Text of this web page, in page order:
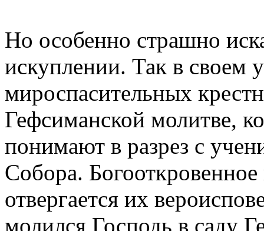
Но особенно страшно
искуплении. Так в своем
мироспасительных
Гефсиманской молитве,
понимают в разрез с
Собора.
отвергается их
молился Господь в саду